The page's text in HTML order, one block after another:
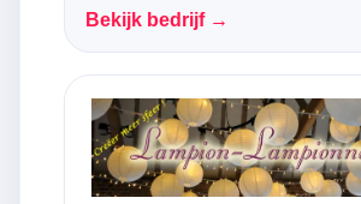
Bekijk bedrijf →